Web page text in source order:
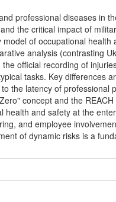
professional diseases in
the critical impact of
of occupational
analysis (contrasting
official recording of
tasks. Key differences
the latency of
concept and the
and safety at the
and employee
of dynamic risks is a